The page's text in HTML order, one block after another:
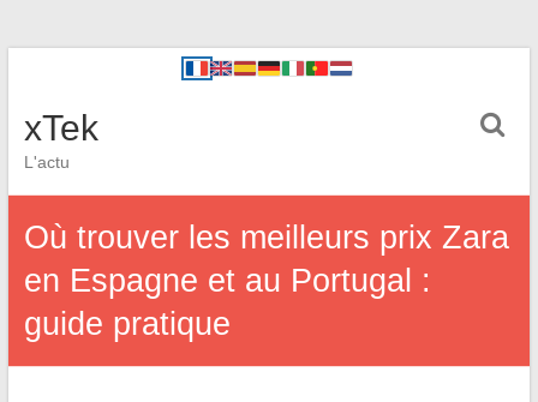
xTek
L'actu
Où trouver les meilleurs prix Zara
en Espagne et au Portugal :
guide pratique